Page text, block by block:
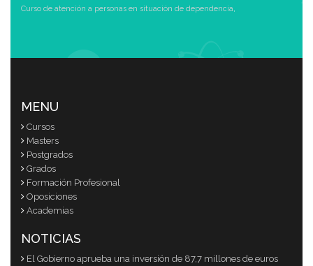
Curso de atención a personas en situación de dependencia,
MENU
Cursos
Masters
Postgrados
Grados
Formación Profesional
Oposiciones
Academias
NOTICIAS
El Gobierno aprueba una inversión de 87,7 millones de euros